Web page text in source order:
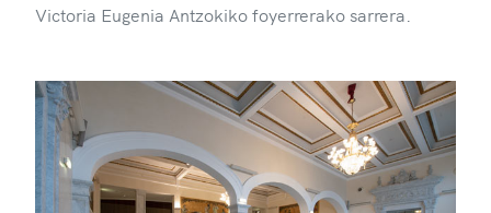
Victoria Eugenia Antzokiko foyerrerako sarrera.